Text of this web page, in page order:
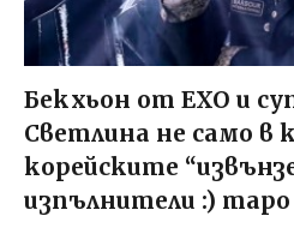
Бекхьон от EXO и
Светлина не само в
корейските
изпълнители :)